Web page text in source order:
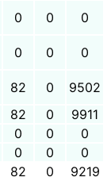
0 0 0
0 0 0
82 0
9502
82 0
9911
0 0
0
0 0
0
82 0
9219